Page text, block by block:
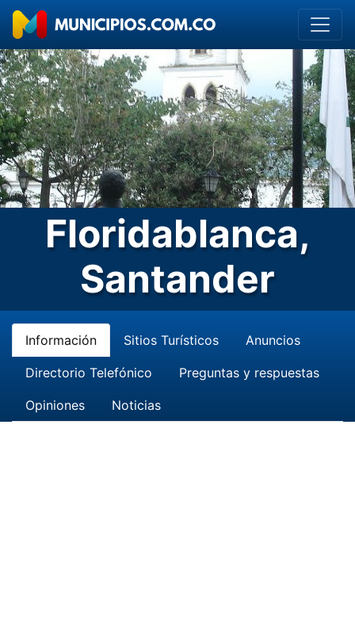
Floridablanca,
Santander
Información Sitios Turísticos Anuncios
Directorio Telefónico Preguntas y respuestas
Opiniones Noticias